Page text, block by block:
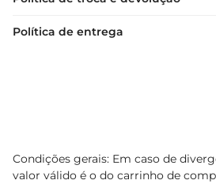
Política de entrega
Condições gerais: Em caso de
valor válido é o do carrinho de